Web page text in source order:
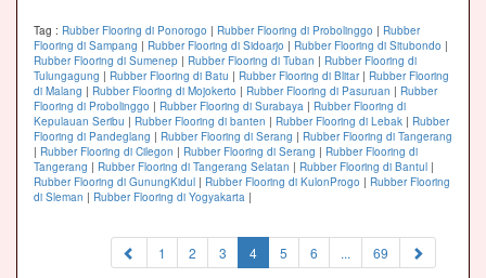
Tag : Rubber Flooring di Ponorogo | Rubber Flooring di Probolinggo | Rubber
Flooring di Sampang | Rubber Flooring di Sidoarjo | Rubber Flooring di Situbondo |
Rubber Flooring di Sumenep | Rubber Flooring di Tuban | Rubber Flooring di
Tulungagung | Rubber Flooring di Batu | Rubber Flooring di Blitar| Rubber Flooring
di Malang | Rubber Flooring di Mojokerto | Rubber Flooring di Pasuruan | Rubber
Flooring di Probolinggo | Rubber Flooring di Surabaya | Rubber Flooring di
Kepulauan Seribu | Rubber Flooring di banten | Rubber Flooring di Lebak | Rubber
Flooring di Pandeglang | Rubber Flooring di Serang | Rubber Flooring di Tangerang
| Rubber Flooring di Cilegon | Rubber Flooring di Serang | Rubber Flooring di
Tangerang | Rubber Flooring di Tangerang Selatan | Rubber Flooring di Bantul |
Rubber Flooring di GunungKidul | Rubber Flooring di KulonProgo | Rubber Flooring
di Sleman | Rubber Flooring di Yogyakarta |
1 2 3 4(current)
5 6 ... 69